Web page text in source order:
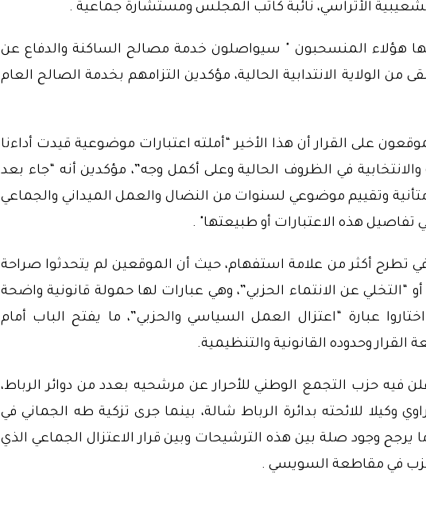
الأتراسي، نائبة كاتب المجلس ومستشارة جماعية .
هؤلاء المنسحبون " سيواصلون خدمة مصالح الساكنة والدفاع عن
من الولاية الانتدابية الحالية، مؤكدين التزامهم بخدمة الصالح العام
على القرار أن هذا الأخير “أملته اعتبارات موضوعية قيدت أداءنا
والانتخابية في الظروف الحالية وعلى أكمل وجه”، مؤكدين أنه “جاء بعد
وتقييم موضوعي لسنوات من النضال والعمل الميداني والجماعي
هذه الاعتبارات أو طبيعتها" .
تطرح أكثر من علامة استفهام، حيث أن الموقعين لم يتحدثوا صراحة
“التخلي عن الانتماء الحزبي”، وهي عبارات لها حمولة قانونية واضحة
عبارة “اعتزال العمل السياسي والحزبي”، ما يفتح الباب أمام
وحدوده القانونية والتنظيمية.
فيه حزب التجمع الوطني للأحرار عن مرشحيه بعدد من دوائر الرباط،
وكيلا للائحته بدائرة الرباط شالة، بينما جرى تزكية طه الجماني في
يرجح وجود صلة بين هذه الترشيحات وبين قرار الاعتزال الجماعي الذي
في مقاطعة السويسي .